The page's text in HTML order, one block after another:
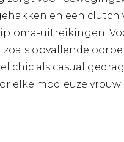
en een clutch
uitreikingen.
opvallende
chic als casual
elke modieuze